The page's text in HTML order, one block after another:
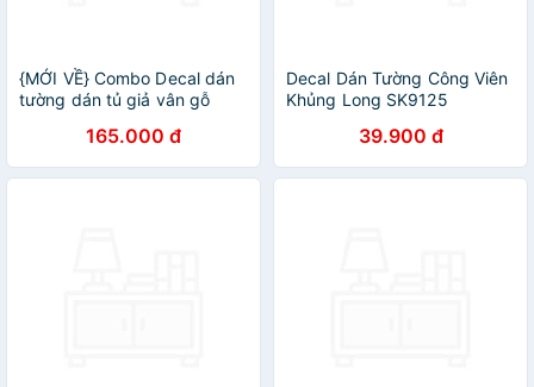
{MỚI VỀ} Combo Decal dán
tường dán tủ giả vân gỗ
165.000 đ
Decal Dán Tường Công Viên
Khủng Long SK9125
39.900 đ